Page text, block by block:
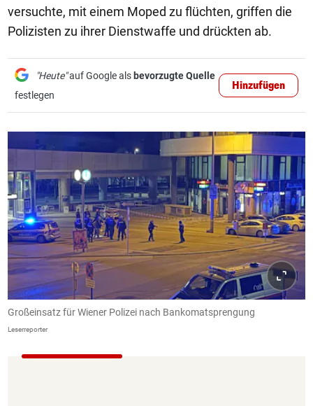
versuchte, mit einem Moped zu flüchten, griffen die
Polizisten zu ihrer Dienstwaffe und drückten ab.
"Heute"auf Google als bevorzugte Quelle
festlegen
Hinzufügen
Großeinsatz für Wiener Polizei nach Bankomatsprengung
Leserreporter